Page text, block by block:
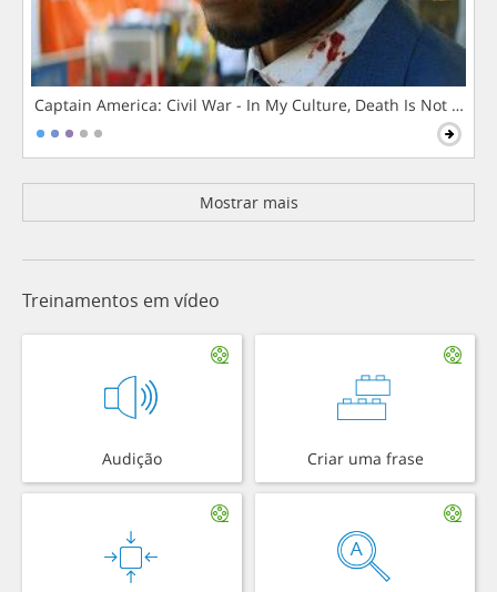
Captain America: Civil War - In My Culture, Death Is Not The
Mostrar mais
Treinamentos em vídeo
Audição Criar uma frase